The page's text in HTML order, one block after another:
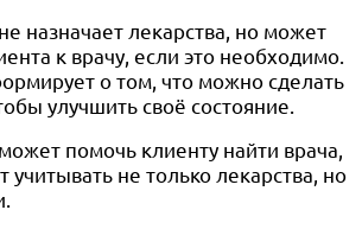
назначает лекарства, но может
к врачу, если это необходимо.
о том, что можно сделать
улучшить своё состояние.
помочь клиенту найти врача,
учитывать не только лекарства, но